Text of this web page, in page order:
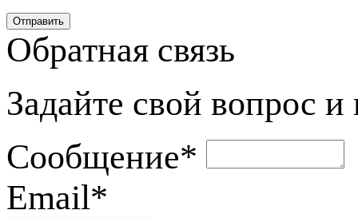
Обратная связь
Задайте свой вопрос
Сообщение*
Email*